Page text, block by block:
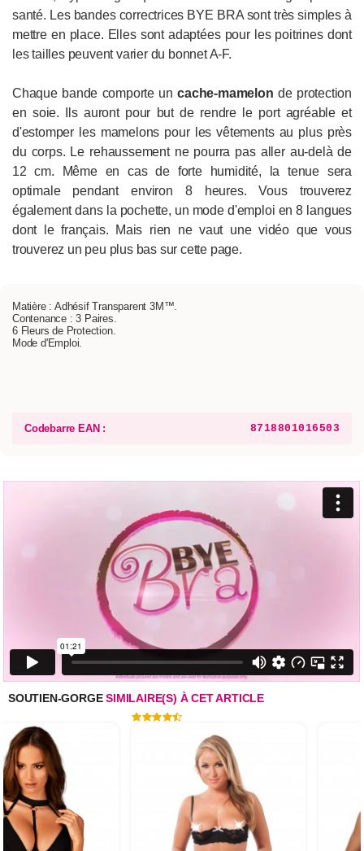
santé. Les bandes correctrices BYE BRA sont très simples à
mettre en place. Elles sont adaptées pour les poitrines dont
les tailles peuvent varier du bonnet A-F.
Chaque bande comporte uncache-mamelon de protection
en soie. Ils auront pour but de rendre le port agréable et
d'estomper les mamelons pour les vêtements au plus près
du corps. Le rehaussement ne pourra pas aller au-delà de
12 cm. Même en cas de forte humidité, la tenue sera
optimale pendant environ 8 heures. Vous trouverez
également dans la pochette, un mode d'emploi en 8 langues
dont le français. Mais rien ne vaut une vidéo que vous
trouverez un peu plus bas sur cette page.
Matière : Adhésif Transparent 3M™.
Contenance : 3 Paires.
6 Fleurs de Protection.
Mode d'Emploi.
Codebarre EAN : 8718801016503
SOUTIEN-GORGESIMILAIRE(S) À CET ARTICLE